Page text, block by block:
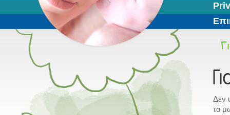
Δεν
το